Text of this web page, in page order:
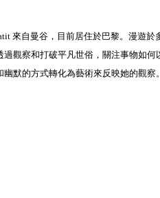
來自曼谷，目前居住於巴黎。漫遊
過觀察和打破平凡世俗，關注事物如
默的方式轉化為藝術來反映她的觀察。⁣